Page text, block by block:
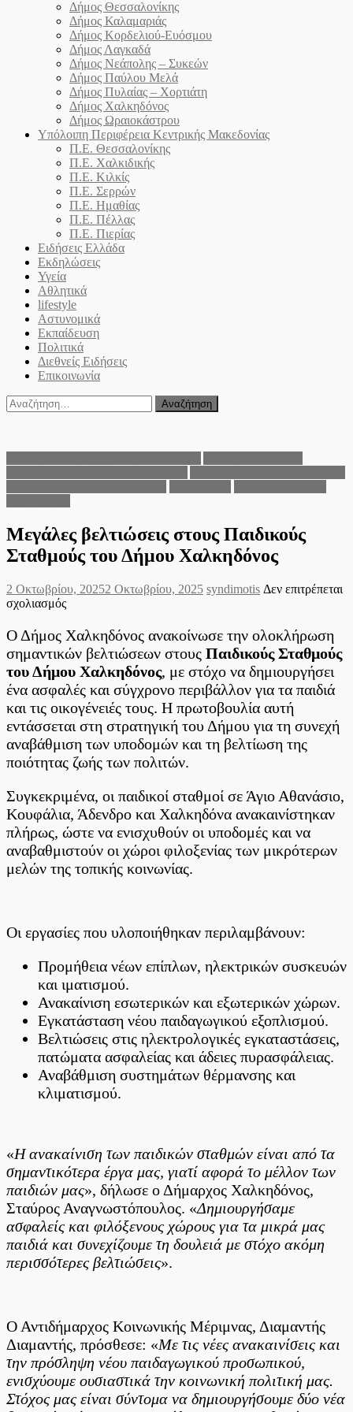
Δήμος Θεσσαλονίκης
Δήμος Καλαμαριάς
Δήμος Κορδελιού-Ευόσμου
Δήμος Λαγκαδά
Δήμος Νεάπολης – Συκεών
Δήμος Παύλου Μελά
Δήμος Πυλαίας – Χορτιάτη
Δήμος Χαλκηδόνος
Δήμος Ωραιοκάστρου
Υπόλοιπη Περιφέρεια Κεντρικής Μακεδονίας
Π.Ε. Θεσσαλονίκης
Π.Ε. Χαλκιδικής
Π.Ε. Κιλκίς
Π.Ε. Σερρών
Π.Ε. Ημαθίας
Π.Ε. Πέλλας
Π.Ε. Πιερίας
Ειδήσεις Ελλάδα
Εκδηλώσεις
Υγεία
Αθλητικά
lifestyle
Αστυνομικά
Εκπαίδευση
Πολιτικά
Διεθνείς Ειδήσεις
Επικοινωνία
Αναζήτηση
για:
Μεγάλες βελτιώσεις στους Παιδικούς
Σταθμούς του Δήμου Χαλκηδόνος
Posted
on
2 Οκτωβρίου, 20252 Οκτωβρίου, 2025 Author
syndimotis Δεν επιτρέπεται
σχολιασμόςστο
βελτιώσεις
στους
Παιδικούς
Σταθμούς
του
Δήμου
Χαλκηδόνος
Ο Δήμος Χαλκηδόνος ανακοίνωσε την ολοκλήρωση
σημαντικών βελτιώσεων στους Παιδικούς Σταθμούς
του Δήμου Χαλκηδόνος, με στόχο να δημιουργήσει
ένα ασφαλές και σύγχρονο περιβάλλον για τα παιδιά
και τις οικογένειές τους. Η πρωτοβουλία αυτή
εντάσσεται στη στρατηγική του Δήμου για τη συνεχή
αναβάθμιση των υποδομών και τη βελτίωση της
ποιότητας ζωής των πολιτών.
Συγκεκριμένα, οι παιδικοί σταθμοί σε Άγιο Αθανάσιο,
Κουφάλια, Άδενδρο και Χαλκηδόνα ανακαινίστηκαν
πλήρως, ώστε να ενισχυθούν οι υποδομές και να
αναβαθμιστούν οι χώροι φιλοξενίας των μικρότερων
μελών της τοπικής κοινωνίας.
Οι εργασίες που υλοποιήθηκαν περιλαμβάνουν:
Προμήθεια νέων επίπλων, ηλεκτρικών συσκευών
και ιματισμού.
Ανακαίνιση εσωτερικών και εξωτερικών χώρων.
Εγκατάσταση νέου παιδαγωγικού εξοπλισμού.
Βελτιώσεις στις ηλεκτρολογικές εγκαταστάσεις,
πατώματα ασφαλείας και άδειες πυρασφάλειας.
Αναβάθμιση συστημάτων θέρμανσης και
κλιματισμού.
«Η ανακαίνιση των παιδικών σταθμών είναι από τα
σημαντικότερα έργα μας, γιατί αφορά το μέλλον των
παιδιών μας», δήλωσε ο Δήμαρχος Χαλκηδόνος,
Σταύρος Αναγνωστόπουλος. «Δημιουργήσαμε
ασφαλείς και φιλόξενους χώρους για τα μικρά μας
παιδιά και συνεχίζουμε τη δουλειά με στόχο ακόμη
περισσότερες βελτιώσεις».
Ο Αντιδήμαρχος Κοινωνικής Μέριμνας, Διαμαντής
Διαμαντής, πρόσθεσε: «Με τις νέες ανακαινίσεις και
την πρόσληψη νέου παιδαγωγικού προσωπικού,
ενισχύουμε ουσιαστικά την κοινωνική πολιτική μας.
Στόχος μας είναι σύντομα να δημιουργήσουμε δύο νέα